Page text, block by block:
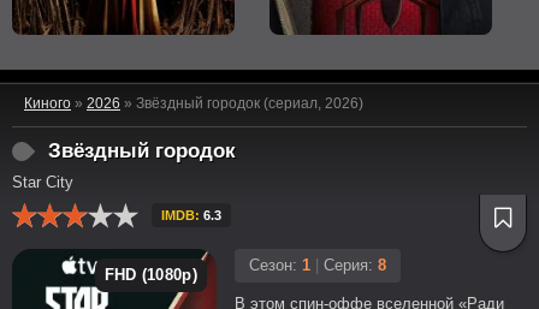
Киного » 2026 » Звёздный городок (сериал, 2026)
Звёздный городок
Star City
IMDB: 6.3
FHD (1080p)
Сезон: 1 Серия: 8
В этом спин-оффе вселенной «Ради